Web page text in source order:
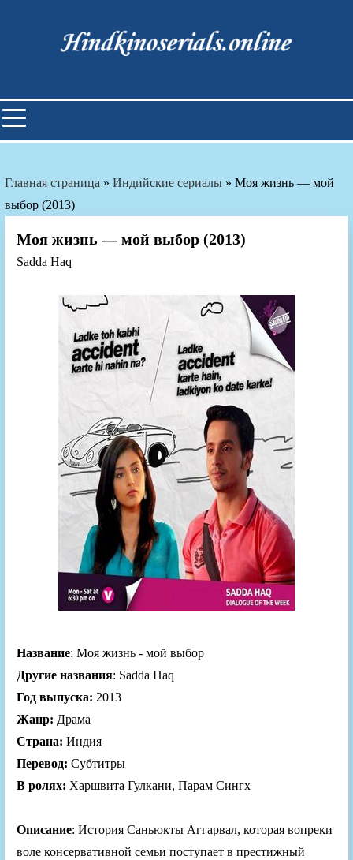
Индийские фильмы смотреть
онлайн
Главная страница » Индийские сериалы » Моя жизнь — мой
выбор (2013)
Моя жизнь — мой выбор (2013)
Sadda Haq
Название: Моя жизнь - мой выбор
Другие названия: Sadda Haq
Год выпуска: 2013
Жанр: Драма
Страна: Индия
Перевод: Субтитры
В ролях: Харшвита Гулкани, Парам Сингх
Описание: История Саньюкты Аггарвал, которая вопреки
воле консервативной семьи поступает в престижный